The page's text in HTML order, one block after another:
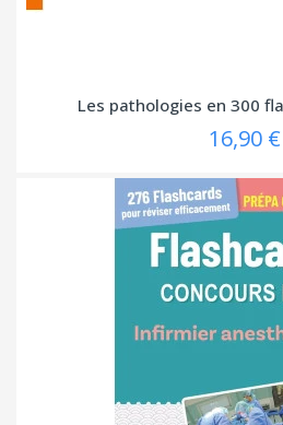
Les pathologies en 300
16,90 €